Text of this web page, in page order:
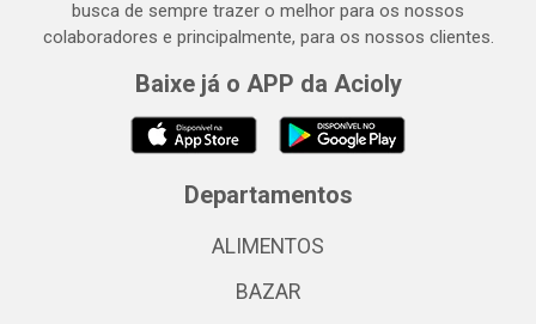
busca de sempre trazer o melhor para os nossos
colaboradores e principalmente, para os nossos clientes.
Baixe já o APP da Acioly
Departamentos
ALIMENTOS
BAZAR